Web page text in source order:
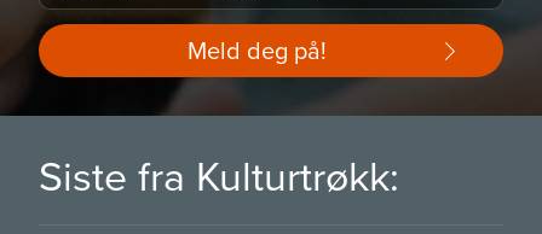
Meld deg på!
Siste fra Kulturtrøkk: